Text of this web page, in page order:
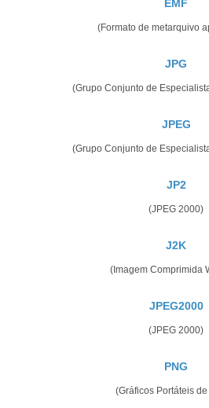
EMF
(Formato de metarquivo
JPG
(Grupo Conjunto de
JPEG
(Grupo Conjunto de
JP2
(JPEG 2000)
J2K
(Imagem Comprimida
JPEG2000
(JPEG 2000)
PNG
(Gráficos Portáteis